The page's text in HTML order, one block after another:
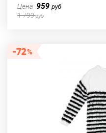
Цена 959руб
1 799руб
72